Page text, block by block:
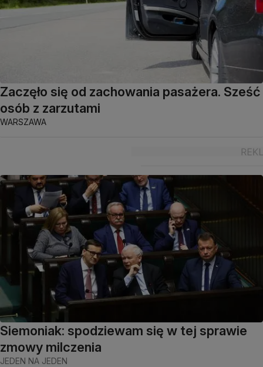
Zaczęło się od zachowania pasażera. Sześć
osób z zarzutami
WARSZAWA
Siemoniak: spodziewam się w tej sprawie
zmowy milczenia
JEDEN NA JEDEN